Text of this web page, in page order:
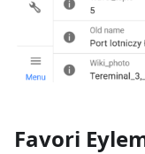
Favori